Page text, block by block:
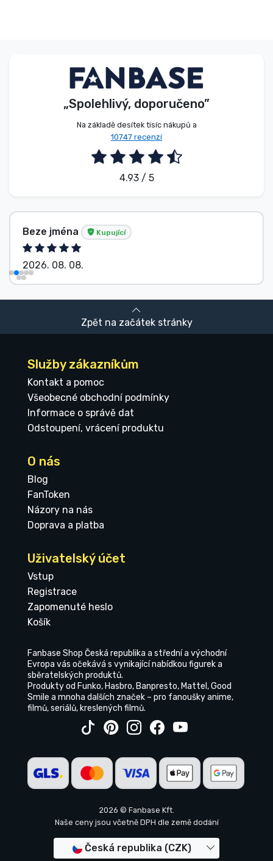
„Spolehlivý, doporučeno”
Na základě desítek tisíc nákupů a
10747 recenzí
4.93 / 5
Beze jména Kupující
2026. 08. 08.
Zpět na začátek stránky
Služby zákazníkům
Kontakt a pomoc
Všeobecné obchodní podmínky
Informace o správě dat
Odstoupení, vrácení produktu
O nás
Blog
FanToken
Názory na nás
Doprava a platba
Uživatelský účet
Vstup
Registrace
Zapomenuté heslo
Košík
Fanbase Shop Česká republika a střední a východní
Evropa vás očekává s vynikající nabídkou figurek a
sběratelských produktů.
Produkty od Funko, Hasbro, Banpresto, Mattel, Good
Smile a mnoha dalších značek – pro fanoušky anime,
filmů, seriálů, kreslených filmů.
2026 © Fanbase Kft.
Naše ceny jsou včetně DPH dle země dodání
Česká republika (CZK)